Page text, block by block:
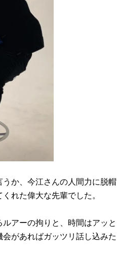
か、今江さんの人間力に脱帽
れた偉大な先輩でした。
アーの拘りと、時間はアッと
があればガッツリ話し込みた